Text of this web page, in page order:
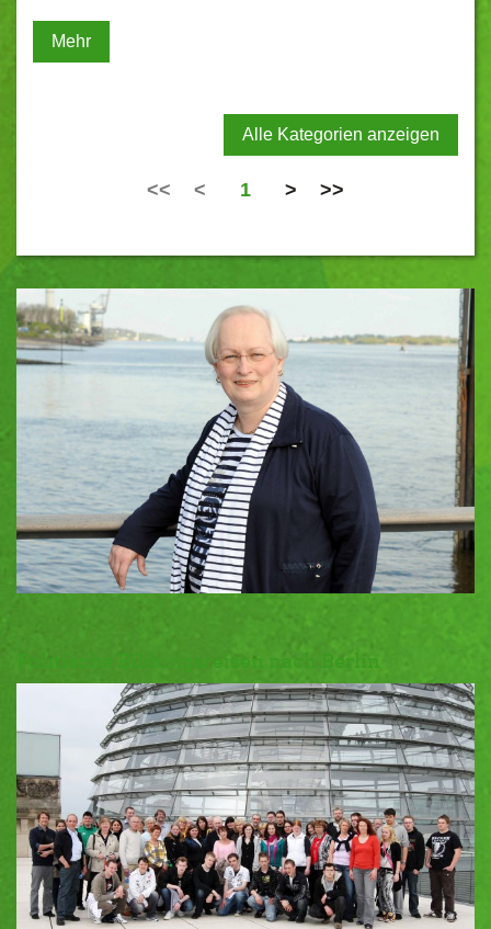
Mehr
Alle Kategorien anzeigen
<< < 1 > >>
Politische Bildungsreisen nach Berlin